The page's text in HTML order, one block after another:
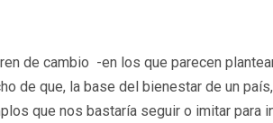
de cambio -en los que parecen
de que, la base del bienestar de un
que nos bastaría seguir o imitar para